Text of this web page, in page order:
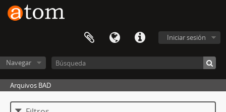
Iniciar sesión
Navegar
Arquivos BAD